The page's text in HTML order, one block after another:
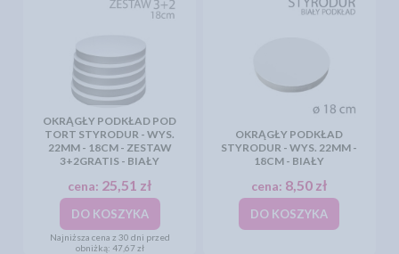
OKRĄGŁY PODKŁAD POD
TORT STYRODUR - WYS.
22MM - 18CM - ZESTAW
3+2GRATIS - BIAŁY
cena: 25,51 zł
DO KOSZYKA
Najniższa cena z 30 dni przed
obniżką: 47,67 zł
OKRĄGŁY PODKŁAD
STYRODUR - WYS. 22MM -
18CM - BIAŁY
cena: 8,50 zł
DO KOSZYKA